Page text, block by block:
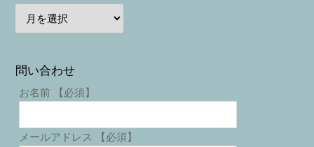
問い合わせ
お名前 【必須】
メールアドレス 【必須】